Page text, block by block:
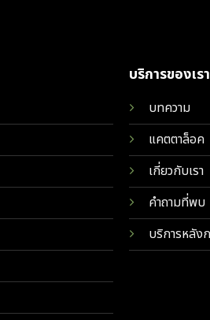
บริการของเรา
บทความ
แคตตาล็อค
เกี่ยวกับเรา
คำถามที่พบ
บริการหลัง